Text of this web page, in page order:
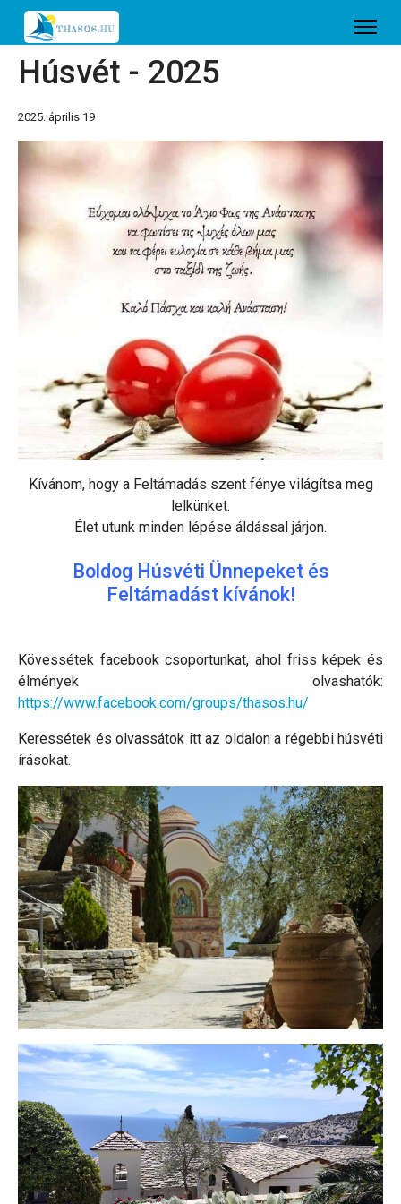
Húsvét - 2025
2025. április 19
Kívánom, hogy a Feltámadás szent fénye világítsa meg
lelkünket.
Élet utunk minden lépése áldással járjon.
Boldog Húsvéti Ünnepeket és
Feltámadást kívánok!
Kövessétek facebook csoportunkat, ahol friss képek és
élmények olvashatók:
https://www.facebook.com/groups/thasos.hu/
Keressétek és olvassátok itt az oldalon a régebbi húsvéti
írásokat.